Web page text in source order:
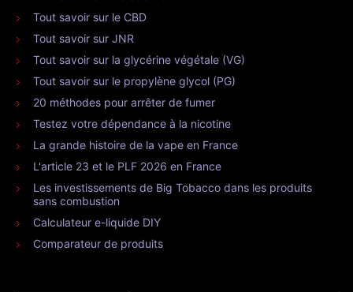
Tout savoir sur le CBD
Tout savoir sur JNR
Tout savoir sur la glycérine végétale (VG)
Tout savoir sur le propylène glycol (PG)
20 méthodes pour arrêter de fumer
Testez votre dépendance à la nicotine
La grande histoire de la vape en France
L'article 23 et le PLF 2026 en France
Les investissements de Big Tobacco dans les produits
sans combustion
Calculateur e-liquide DIY
Comparateur de produits